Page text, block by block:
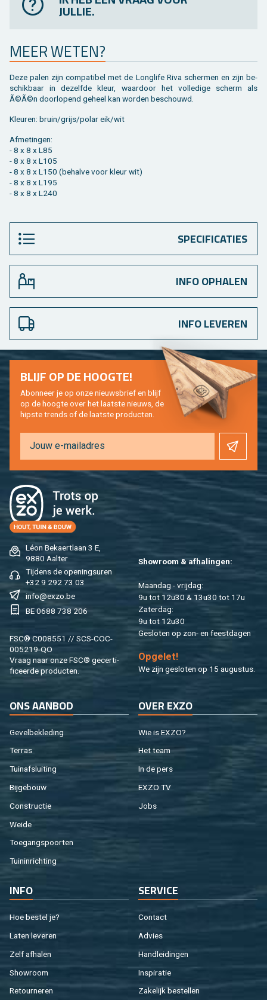
JULLIE.
MEER WETEN?
Deze palen zijn com­pa­ti­bel met de Longli­fe Riva scher­men en zijn be­
schik­baar in de­zelf­de kleur, waar­door het vol­le­di­ge scherm als
Ã©Ã©n door­lo­pend ge­heel kan wor­den be­schouwd.
Kleu­ren: bruin/grijs/polar eik/wit
Af­me­tin­gen:
- 8 x 8 x L85
- 8 x 8 x L105
- 8 x 8 x L150 (be­hal­ve voor kleur wit)
- 8 x 8 x L195
- 8 x 8 x L240
SPECIFICATIES
INFO OPHALEN
INFO LEVEREN
Léon Be­kaert­laan 3 E,
9880 Aal­ter
Tij­dens de ope­nings­uren
+32 9 292 73 03
info@​exzo.​be
BE 0688 738 206
FSC® C008551 // SCS-COC-
005219-QO
Vraag naar onze FSC® ge­cer­ti­
fi­ceer­de pro­duc­ten.
Show­room & af­ha­lin­gen:
Maan­dag - vrij­dag:
9u tot 12u30 & 13u30 tot 17u
Za­ter­dag:
9u tot 12u30
Ge­slo­ten op zon- en feest­da­gen
Op­ge­let!
We zijn ge­slo­ten op 15 au­gus­tus.
BLIJF OP DE HOOG­TE!
Abon­neer je op onze nieuws­brief en blijf
op de hoog­te over het laat­ste nieuws, de
hip­s­te trends of de laat­ste pro­duc­ten.
ONS AAN­BOD
Ge­vel­be­kle­ding
Ter­ras
Tuin­af­slui­ting
Bij­ge­bouw
Con­struc­tie
Weide
Toe­gangs­poor­ten
Tuin­in­rich­ting
OVER EXZO
Wie is EXZO?
Het team
In de pers
EXZO TV
Jobs
INFO
Hoe be­stel je?
Laten le­ve­ren
Zelf af­ha­len
Show­room
Re­tour­ne­ren
SER­VI­CE
Con­tact
Ad­vies
Hand­lei­din­gen
In­spi­ra­tie
Za­ke­lijk be­stel­len